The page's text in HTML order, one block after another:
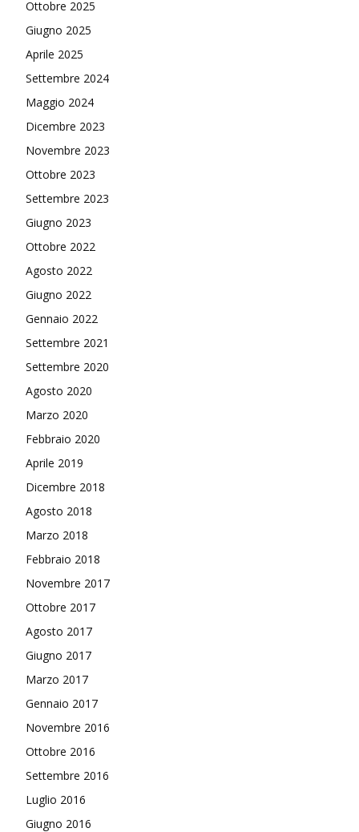
Ottobre 2025
Giugno 2025
Aprile 2025
Settembre 2024
Maggio 2024
Dicembre 2023
Novembre 2023
Ottobre 2023
Settembre 2023
Giugno 2023
Ottobre 2022
Agosto 2022
Giugno 2022
Gennaio 2022
Settembre 2021
Settembre 2020
Agosto 2020
Marzo 2020
Febbraio 2020
Aprile 2019
Dicembre 2018
Agosto 2018
Marzo 2018
Febbraio 2018
Novembre 2017
Ottobre 2017
Agosto 2017
Giugno 2017
Marzo 2017
Gennaio 2017
Novembre 2016
Ottobre 2016
Settembre 2016
Luglio 2016
Giugno 2016